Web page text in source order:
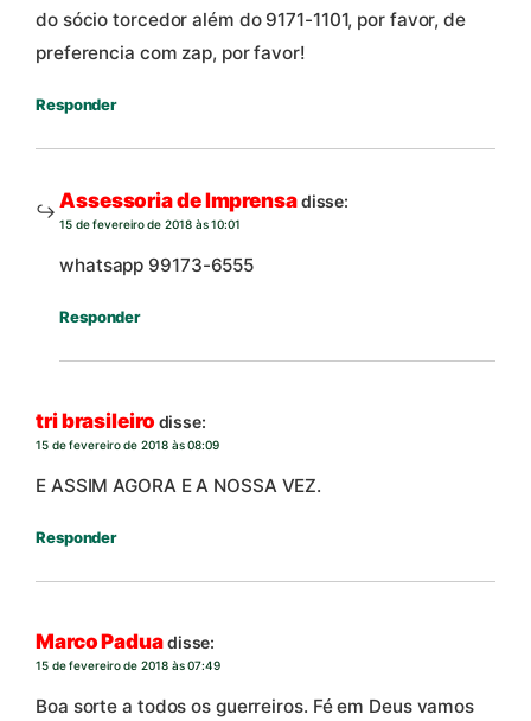
do sócio torcedor além do 9171-1101, por favor, de
preferencia com zap, por favor!
Responder
Assessoria de Imprensadisse:
15 de fevereiro de 2018 às 10:01
whatsapp 99173-6555
Responder
tri brasileiro disse:
15 de fevereiro de 2018 às 08:09
E ASSIM AGORA E A NOSSA VEZ.
Responder
Marco Paduadisse:
15 de fevereiro de 2018 às 07:49
Boa sorte a todos os guerreiros. Fé em Deus vamos